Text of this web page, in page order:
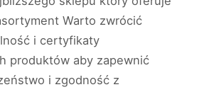
Warto zwrócić
i certyfikaty
produktów aby zapewnić
i zgodność z